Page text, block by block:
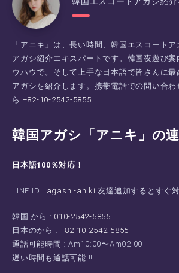
「アニキ」は、長い時間、韓国エスコート
アガシ紹介エキスパートです。韓国夜遊び案
ウハウで。そして上手な日本語で皆さんに最
アガシを紹介します。携帯電話での問い合
ら +82-10-2542-5855
韓国アガシ「アニキ」の
日本語100％対応！
LINE ID : agashi-aniki 友達追加するとすぐ
韓国 から : 010-2542-5855
日本のから : +82-10-2542-5855
通話可能時間 : Am10:00〜Am02:00
遅い時間も通話可能!!!